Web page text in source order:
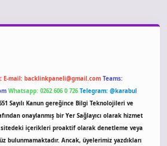
E-mail: backlinkpaneli@gmail.com Teams:
Whatsapp: 0262 606 0 726 Telegram: @karabul
Sayılı Kanun gereğince Bilgi Teknolojileri ve
onaylanmış bir Yer Sağlayıcı olarak hizmet
içerikleri proaktif olarak denetleme veya
bulunmamaktadır. Ancak, üyelerimiz yazdıkları